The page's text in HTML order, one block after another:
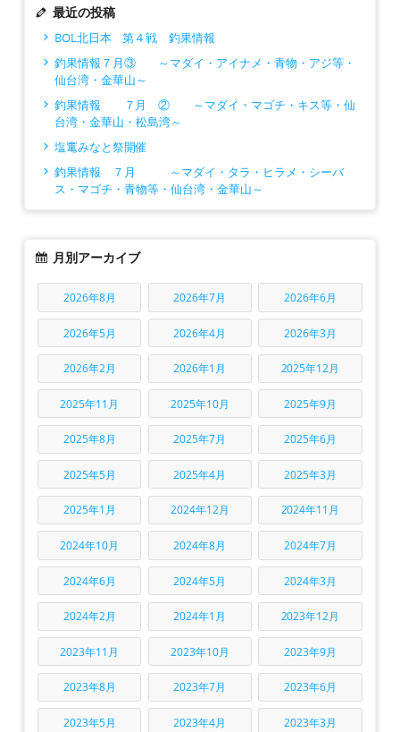
最近の投稿
BOL北日本 第４戦 釣果情報
釣果情報７月③ ～マダイ・アイナメ・青物・アジ等・
仙台湾・金華山～
釣果情報 ７月 ② ～マダイ・マゴチ・キス等・仙
台湾・金華山・松島湾～
塩竃みなと祭開催
釣果情報 ７月 ～マダイ・タラ・ヒラメ・シーバ
ス・マゴチ・青物等・仙台湾・金華山～
月別アーカイブ
2026年8月 2026年7月 2026年6月
2026年5月 2026年4月 2026年3月
2026年2月 2026年1月 2025年12月
2025年11月 2025年10月 2025年9月
2025年8月 2025年7月 2025年6月
2025年5月 2025年4月 2025年3月
2025年1月 2024年12月 2024年11月
2024年10月 2024年8月 2024年7月
2024年6月 2024年5月 2024年3月
2024年2月 2024年1月 2023年12月
2023年11月 2023年10月 2023年9月
2023年8月 2023年7月 2023年6月
2023年5月 2023年4月 2023年3月